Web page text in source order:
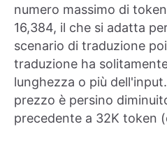
numero massimo di
16,384, il che si adatta
scenario di traduzione
traduzione ha
lunghezza o più
prezzo è persino
precedente a 32K token